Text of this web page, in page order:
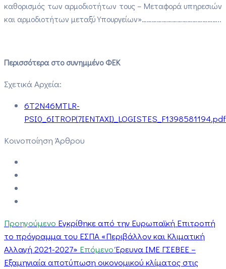
καθορισμός των αρμοδιοτήτων τους – Μεταφορά υπηρεσιών
και αρμοδιοτήτων μεταξύ Υπουργείων»………………………………………..
Περισσότερα στο συνημμένο ΦΕΚ
Σχετικά Αρχεία:
6T2N46MTLR-
PSI0_6ITROP(7IENTAXI)_LOGISTES_F1398581194.pdf
Κοινοποίηση Άρθρου
Προηγούμενο Eγκρίθηκε από την Ευρωπαϊκή Επιτροπή
το πρόγραμμα του ΕΣΠΑ «Περιβάλλον και Κλιματική
Αλλαγή 2021-2027» Επόμενο Έρευνα ΙΜΕ ΓΣΕΒΕΕ –
Εξαμηνιαία αποτύπωση οικονομικού κλίματος στις